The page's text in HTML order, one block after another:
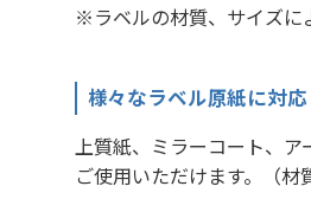
※ラベルの材質、サイズに
様々なラベル原紙に対応
上質紙、ミラーコート、
ご使用いただけます。（材